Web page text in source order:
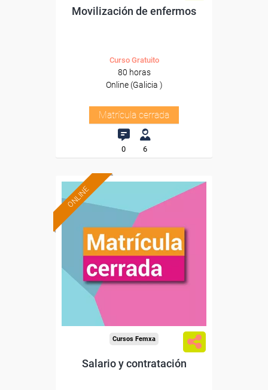
Movilización de enfermos
Curso Gratuito
80 horas
Online (Galicia )
Matrícula cerrada
0 6
ONLINE
Cursos Femxa
Salario y contratación